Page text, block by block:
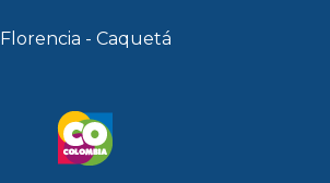
Florencia - Caquetá